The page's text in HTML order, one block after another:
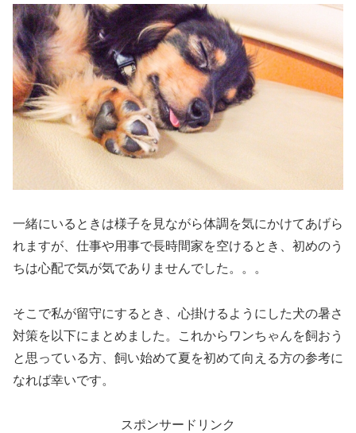
一緒にいるときは様子を見ながら体調を気にかけてあげら
れますが、仕事や用事で長時間家を空けるとき、初めのう
ちは心配で気が気でありませんでした。。。
そこで私が留守にするとき、心掛けるようにした犬の暑さ
対策を以下にまとめました。これからワンちゃんを飼おう
と思っている方、飼い始めて夏を初めて向える方の参考に
なれば幸いです。
スポンサードリンク